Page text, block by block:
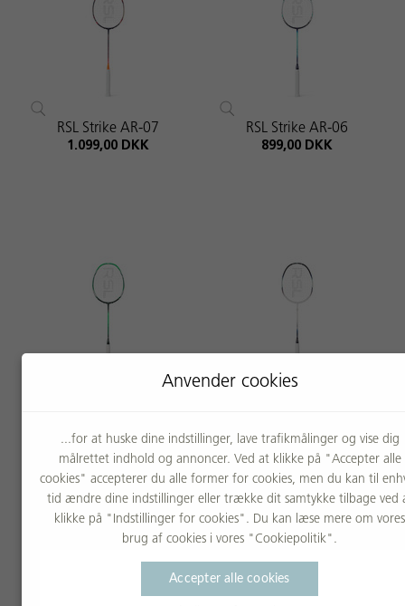
RSL Strike AR-07
1.099,00 DKK
RSL Strike AR-06
899,00 DKK
Anvender cookies
...for at huske dine indstillinger, lave trafikmålinger og vise dig
målrettet indhold og annoncer. Ved at klikke på "Accepter alle
cookies" accepterer du alle former for cookies, men du kan til
tid ændre dine indstillinger eller trække dit samtykke tilbage ved
klikke på "Indstillinger for cookies". Du kan læse mere om vores
brug af cookies i vores "Cookiepolitik".
Accepter alle cookies